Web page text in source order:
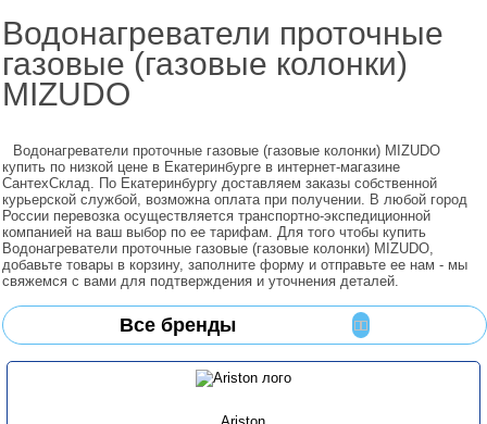
Водонагреватели проточные
газовые (газовые колонки)
MIZUDO
Водонагреватели проточные газовые (газовые колонки) MIZUDO
купить по низкой цене в Екатеринбурге в интернет-магазине
СантехСклад. По Екатеринбургу доставляем заказы собственной
курьерской службой, возможна оплата при получении. В любой город
России перевозка осуществляется транспортно-экспедиционной
компанией на ваш выбор по ее тарифам. Для того чтобы купить
Водонагреватели проточные газовые (газовые колонки) MIZUDO,
добавьте товары в корзину, заполните форму и отправьте ее нам - мы
свяжемся с вами для подтверждения и уточнения деталей.
Все бренды